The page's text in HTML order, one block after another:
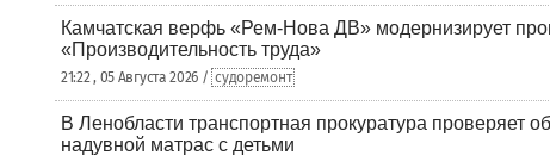
Камчатская верфь «Рем-Нова ДВ» модернизирует
«Производительность труда»
21:22 , 05 Августа 2026 / судоремонт
В Ленобласти транспортная прокуратура проверяет
надувной матрас с детьми